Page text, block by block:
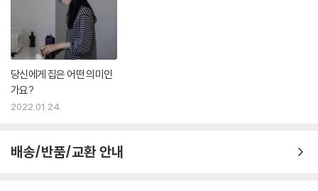
당신에게 집은 어떤 의미인
가요?
2022.01.24.
배송/반품/교환 안내